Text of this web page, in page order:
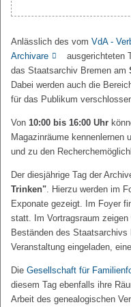
Anlässlich des vom VdA -
Archivare
ausgerichteten
das Staatsarchiv Bremen am
Dabei werden auch die
für das Publikum
Von 10:00 bis 16:00 Uhr
Magazinräume kennenlernen
und zu den
Der diesjährige Tag der
Trinken". Hierzu werden im
Exponate gezeigt. Im Foyer
statt. Im Vortragsraum
Beständen des
Veranstaltung eingeladen,
Die Gesellschaft für
diesem Tag ebenfalls ihre
Arbeit des genealogischen